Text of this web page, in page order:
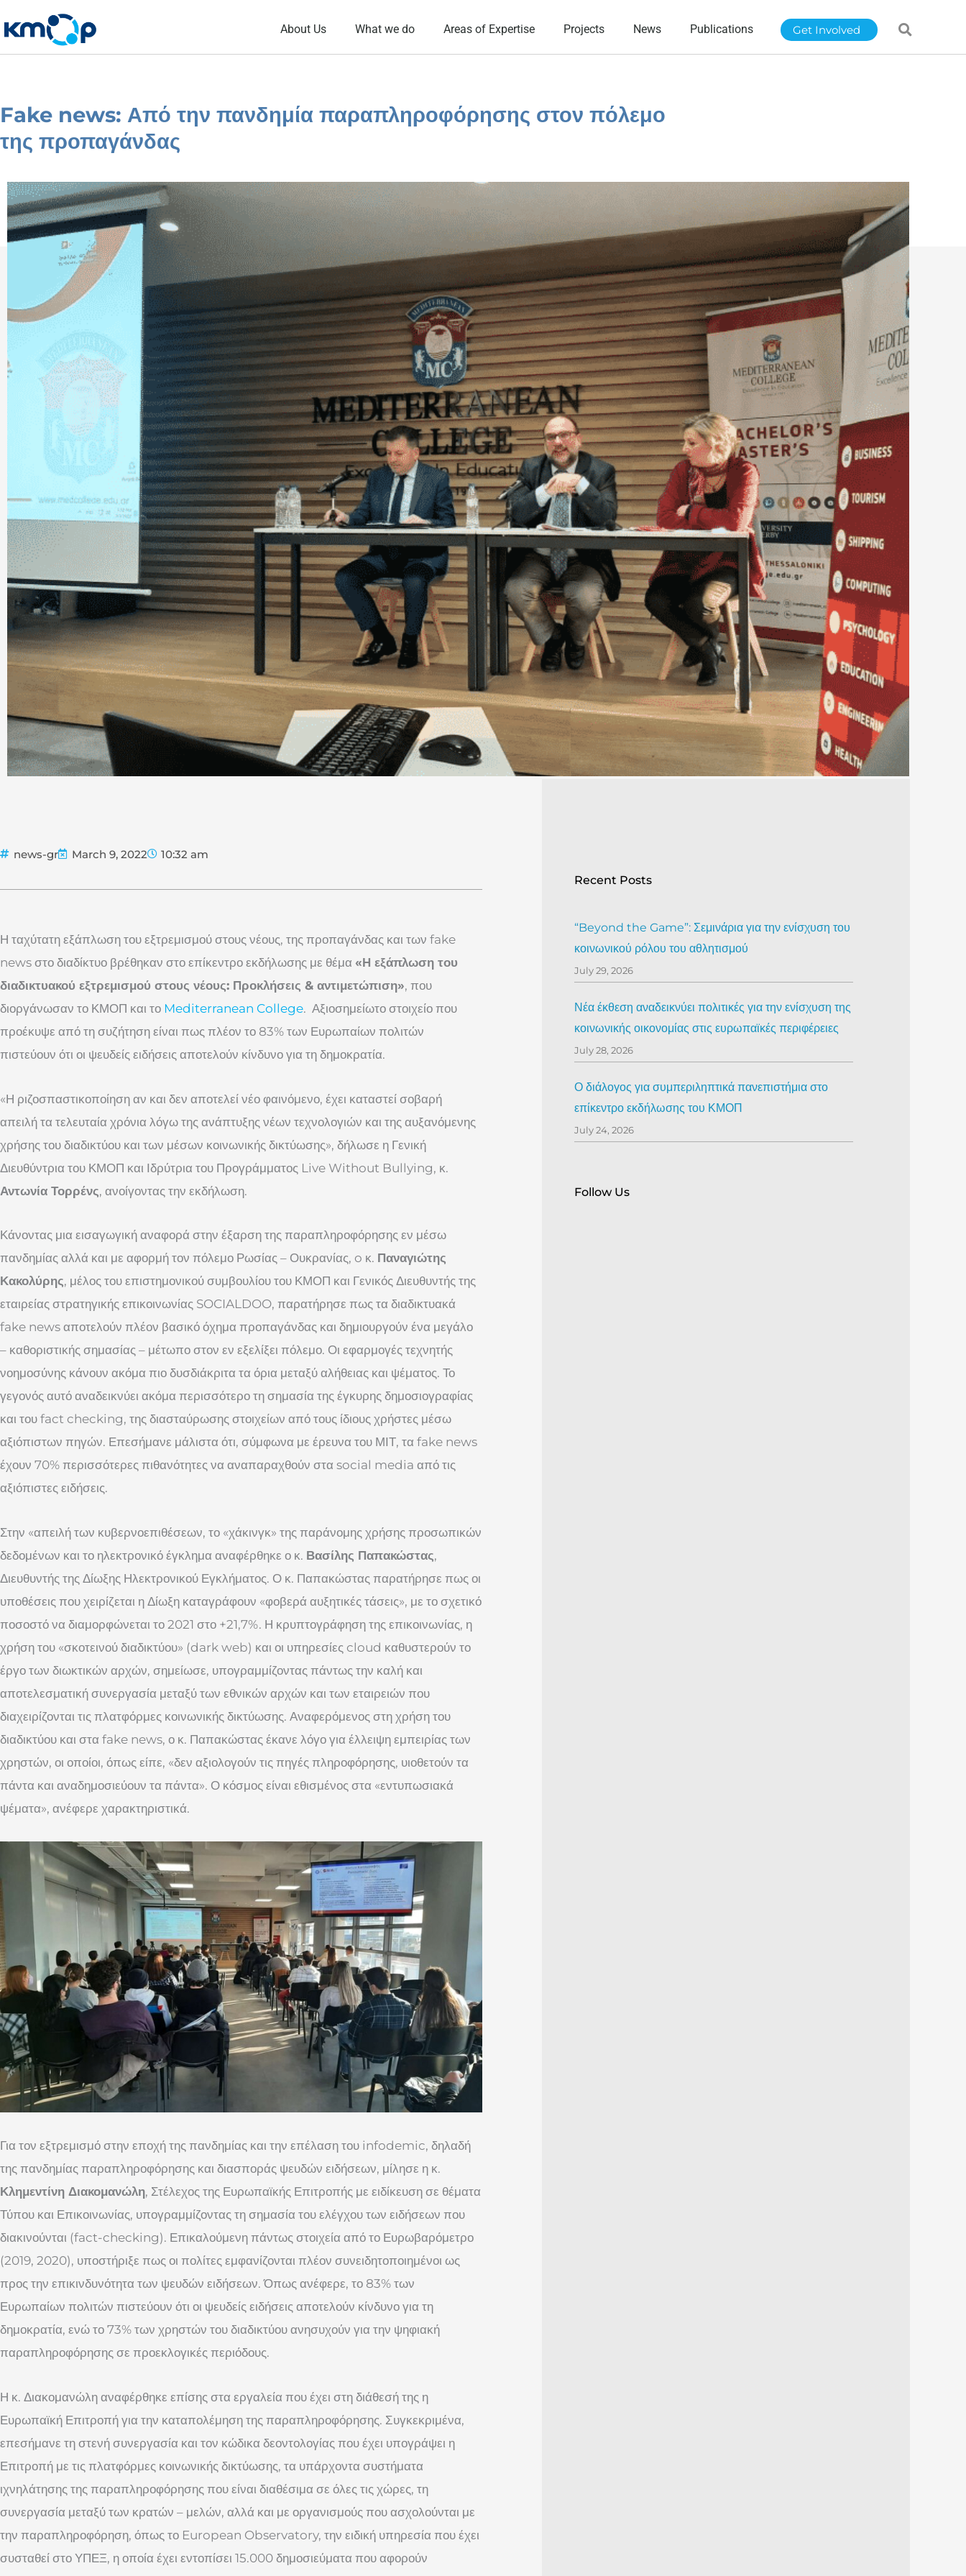
to
content
About Us What we do Areas of Expertise Projects News Publications Get Involved
Fake news: Από την πανδημία παραπληροφόρησης στον πόλεμο
της προπαγάνδας
news-gr March 9, 2022 10:32 am
Η ταχύτατη εξάπλωση του εξτρεμισμού στους νέους, της προπαγάνδας και των fake
news στο διαδίκτυο βρέθηκαν στο επίκεντρο εκδήλωσης με θέμα «Η εξάπλωση του
διαδικτυακού εξτρεμισμού στους νέους: Προκλήσεις & αντιμετώπιση», που
διοργάνωσαν το ΚΜΟΠ και το Mediterranean College. Αξιοσημείωτο στοιχείο που
προέκυψε από τη συζήτηση είναι πως πλέον το 83% των Ευρωπαίων πολιτών
πιστεύουν ότι οι ψευδείς ειδήσεις αποτελούν κίνδυνο για τη δημοκρατία.
«Η ριζοσπαστικοποίηση αν και δεν αποτελεί νέο φαινόμενο, έχει καταστεί σοβαρή
απειλή τα τελευταία χρόνια λόγω της ανάπτυξης νέων τεχνολογιών και της αυξανόμενης
χρήσης του διαδικτύου και των μέσων κοινωνικής δικτύωσης», δήλωσε η Γενική
Διευθύντρια του ΚΜΟΠ και Ιδρύτρια του Προγράμματος Live Without Bullying, κ.
Αντωνία Τορρένς, ανοίγοντας την εκδήλωση.
Κάνοντας μια εισαγωγική αναφορά στην έξαρση της παραπληροφόρησης εν μέσω
πανδημίας αλλά και με αφορμή τον πόλεμο Ρωσίας – Ουκρανίας, o κ. Παναγιώτης
Κακολύρης, μέλος του επιστημονικού συμβουλίου του ΚΜΟΠ και Γενικός Διευθυντής της
εταιρείας στρατηγικής επικοινωνίας SOCIALDOO, παρατήρησε πως τα διαδικτυακά
fake news αποτελούν πλέον βασικό όχημα προπαγάνδας και δημιουργούν ένα μεγάλο
– καθοριστικής σημασίας – μέτωπο στον εν εξελίξει πόλεμο. Οι εφαρμογές τεχνητής
νοημοσύνης κάνουν ακόμα πιο δυσδιάκριτα τα όρια μεταξύ αλήθειας και ψέματος. Το
γεγονός αυτό αναδεικνύει ακόμα περισσότερο τη σημασία της έγκυρης δημοσιογραφίας
και του fact checking, της διασταύρωσης στοιχείων από τους ίδιους χρήστες μέσω
αξιόπιστων πηγών. Επεσήμανε μάλιστα ότι, σύμφωνα με έρευνα του ΜΙΤ, τα fake news
έχουν 70% περισσότερες πιθανότητες να αναπαραχθούν στα social media από τις
αξιόπιστες ειδήσεις.
Στην «απειλή των κυβερνοεπιθέσεων, το «χάκινγκ» της παράνομης χρήσης προσωπικών
δεδομένων και το ηλεκτρονικό έγκλημα αναφέρθηκε ο κ. Βασίλης Παπακώστας,
Διευθυντής της Δίωξης Ηλεκτρονικού Εγκλήματος. Ο κ. Παπακώστας παρατήρησε πως οι
υποθέσεις που χειρίζεται η Δίωξη καταγράφουν «φοβερά αυξητικές τάσεις», με το σχετικό
ποσοστό να διαμορφώνεται το 2021 στο +21,7%. Η κρυπτογράφηση της επικοινωνίας, η
χρήση του «σκοτεινού διαδικτύου» (dark web) και οι υπηρεσίες cloud καθυστερούν το
έργο των διωκτικών αρχών, σημείωσε, υπογραμμίζοντας πάντως την καλή και
αποτελεσματική συνεργασία μεταξύ των εθνικών αρχών και των εταιρειών που
διαχειρίζονται τις πλατφόρμες κοινωνικής δικτύωσης. Αναφερόμενος στη χρήση του
διαδικτύου και στα fake news, ο κ. Παπακώστας έκανε λόγο για έλλειψη εμπειρίας των
χρηστών, οι οποίοι, όπως είπε, «δεν αξιολογούν τις πηγές πληροφόρησης, υιοθετούν τα
πάντα και αναδημοσιεύουν τα πάντα». Ο κόσμος είναι εθισμένος στα «εντυπωσιακά
ψέματα», ανέφερε χαρακτηριστικά.
Για τον εξτρεμισμό στην εποχή της πανδημίας και την επέλαση του infodemic, δηλαδή
της πανδημίας παραπληροφόρησης και διασποράς ψευδών ειδήσεων, μίλησε η κ.
Κλημεντίνη Διακομανώλη, Στέλεχος της Ευρωπαϊκής Επιτροπής με ειδίκευση σε θέματα
Τύπου και Επικοινωνίας, υπογραμμίζοντας τη σημασία του ελέγχου των ειδήσεων που
διακινούνται (fact-checking). Επικαλούμενη πάντως στοιχεία από το Ευρωβαρόμετρο
(2019, 2020), υποστήριξε πως οι πολίτες εμφανίζονται πλέον συνειδητοποιημένοι ως
προς την επικινδυνότητα των ψευδών ειδήσεων. Όπως ανέφερε, το 83% των
Ευρωπαίων πολιτών πιστεύουν ότι οι ψευδείς ειδήσεις αποτελούν κίνδυνο για τη
δημοκρατία, ενώ το 73% των χρηστών του διαδικτύου ανησυχούν για την ψηφιακή
παραπληροφόρησης σε προεκλογικές περιόδους.
Η κ. Διακομανώλη αναφέρθηκε επίσης στα εργαλεία που έχει στη διάθεσή της η
Ευρωπαϊκή Επιτροπή για την καταπολέμηση της παραπληροφόρησης. Συγκεκριμένα,
επεσήμανε τη στενή συνεργασία και τον κώδικα δεοντολογίας που έχει υπογράψει η
Επιτροπή με τις πλατφόρμες κοινωνικής δικτύωσης, τα υπάρχοντα συστήματα
ιχνηλάτησης της παραπληροφόρησης που είναι διαθέσιμα σε όλες τις χώρες, τη
συνεργασία μεταξύ των κρατών – μελών, αλλά και με οργανισμούς που ασχολούνται με
την παραπληροφόρηση, όπως το European Observatory, την ειδική υπηρεσία που έχει
συσταθεί στο ΥΠΕΞ, η οποία έχει εντοπίσει 15.000 δημοσιεύματα που αφορούν
Recent Posts
“Beyond the Game”: Σεμινάρια για την ενίσχυση του
κοινωνικού ρόλου του αθλητισμού
July 29, 2026
Νέα έκθεση αναδεικνύει πολιτικές για την ενίσχυση της
κοινωνικής οικονομίας στις ευρωπαϊκές περιφέρειες
July 28, 2026
Ο διάλογος για συμπεριληπτικά πανεπιστήμια στο
επίκεντρο εκδήλωσης του ΚΜΟΠ
July 24, 2026
Follow Us